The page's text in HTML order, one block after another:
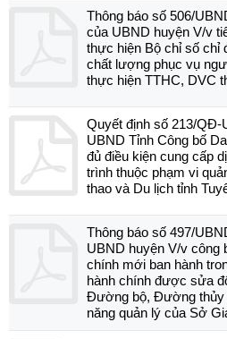
Thông báo số 506/
của UBND huyện V/v
thực hiện Bộ chỉ số chỉ
chất lượng phục vụ
thực hiện TTHC, DVC
Quyết định số 213/QĐ-
UBND Tỉnh Công bố
đủ điều kiện cung cấp
trình thuộc phạm vi
thao và Du lịch tỉnh
Thông báo số 497/
UBND huyện V/v công
chính mới ban hành
hành chính được sửa
Đường bộ, Đường thủy
năng quản lý của Sở